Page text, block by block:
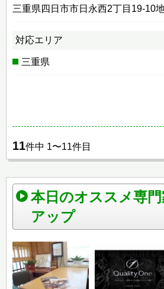
三重県四日市市日永西2丁目19-10
対応エリア
三重県
11件中 1〜11件目
本日のオススメ専
アップ